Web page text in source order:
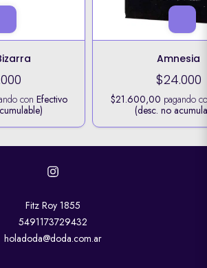
con Efectivo
Amnesia
$24.000
$21.600,00 pagando
(desc. no
Fitz Roy 1855
5491173729432
holadoda@doda.com.ar